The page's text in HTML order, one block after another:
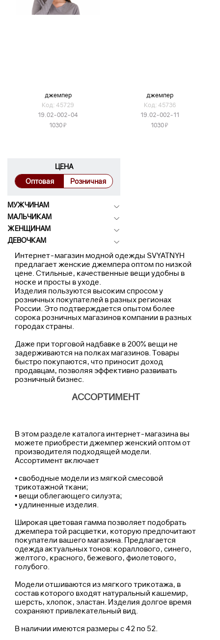
джемпер
Код: 45729
19.02-002-04
1030Я
джемпер
Код: 45736
19.02-002-11
1030Я
ЦЕНА
Оптовая
Розничная
МУЖЧИНАМ
МАЛЬЧИКАМ
ЖЕНЩИНАМ
ДЕВОЧКАМ
Интернет-магазин модной одежды SVYATNYH
предлагает женские джемпера оптом по низкой
цене. Стильные, качественные вещи удобны в
носке и просты в уходе.
Изделия пользуются высоким спросом у
розничных покупателей в разных регионах
России. Это подтверждается опытом более
сорока розничных магазинов компании в разных
городах страны.
Даже при торговой надбавке в 200% вещи не
задерживаются на полках магазинов. Товары
быстро покупаются, что приносит доход
продавцам, позволяя эффективно развивать
розничный бизнес.
АССОРТИМЕНТ
В этом разделе каталога интернет-магазина вы
можете приобрести джемпер женский оптом от
производителя подходящей модели.
Ассортимент включает
• свободные модели из мягкой смесовой
трикотажной ткани;
• вещи облегающего силуэта;
• удлиненные изделия.
Широкая цветовая гамма позволяет подобрать
джемпера той расцветки, которую предпочитают
покупатели вашего магазина. Предлагается
одежда актуальных тонов: кораллового, синего,
желтого, красного, бежевого, фиолетового,
голубого.
Модели отшиваются из мягкого трикотажа, в
состав которого входят натуральный кашемир,
шерсть, хлопок, эластан. Изделия долгое время
сохраняют привлекательный вид.
В наличии имеются размеры с 42 по 52.